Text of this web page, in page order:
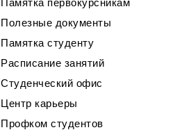
Полезные документы
Памятка студенту
Расписание занятий
Студенческий офис
Центр карьеры
Профком студентов